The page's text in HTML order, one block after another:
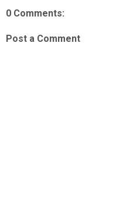
0 Comments:
Post a Comment